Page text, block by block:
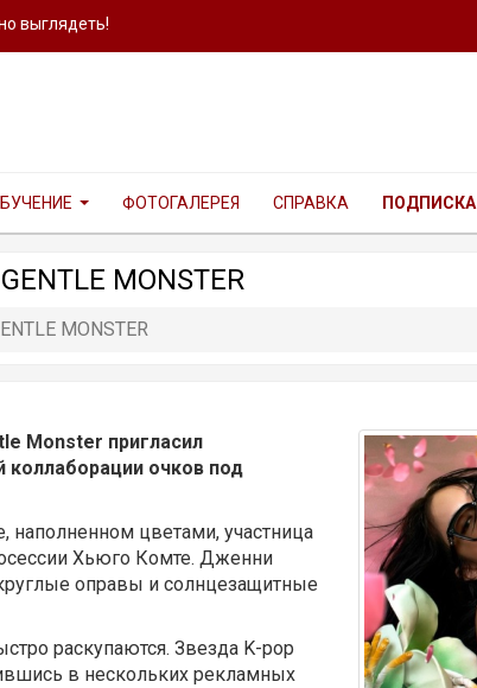
выглядеть!
ФОТОГАЛЕРЕЯ СПРАВКА ПОДПИСКА
MONSTER
MONSTER
Monster пригласил
очков под
наполненном цветами, участница
Хьюго Комте. Дженни
оправы и солнцезащитные
раскупаются. Звезда K-pop
в нескольких рекламных